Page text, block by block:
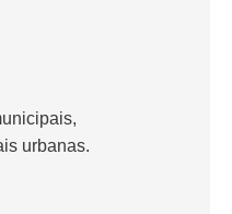
urbanas.